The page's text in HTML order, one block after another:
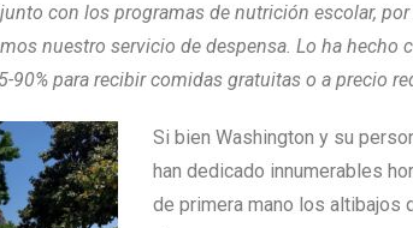
con los programas de nutrición escolar,
nuestro servicio de despensa. Lo ha hecho
para recibir comidas gratuitas o a precio
Si bien Washington y su
han dedicado innumerables
de primera mano los altibajos